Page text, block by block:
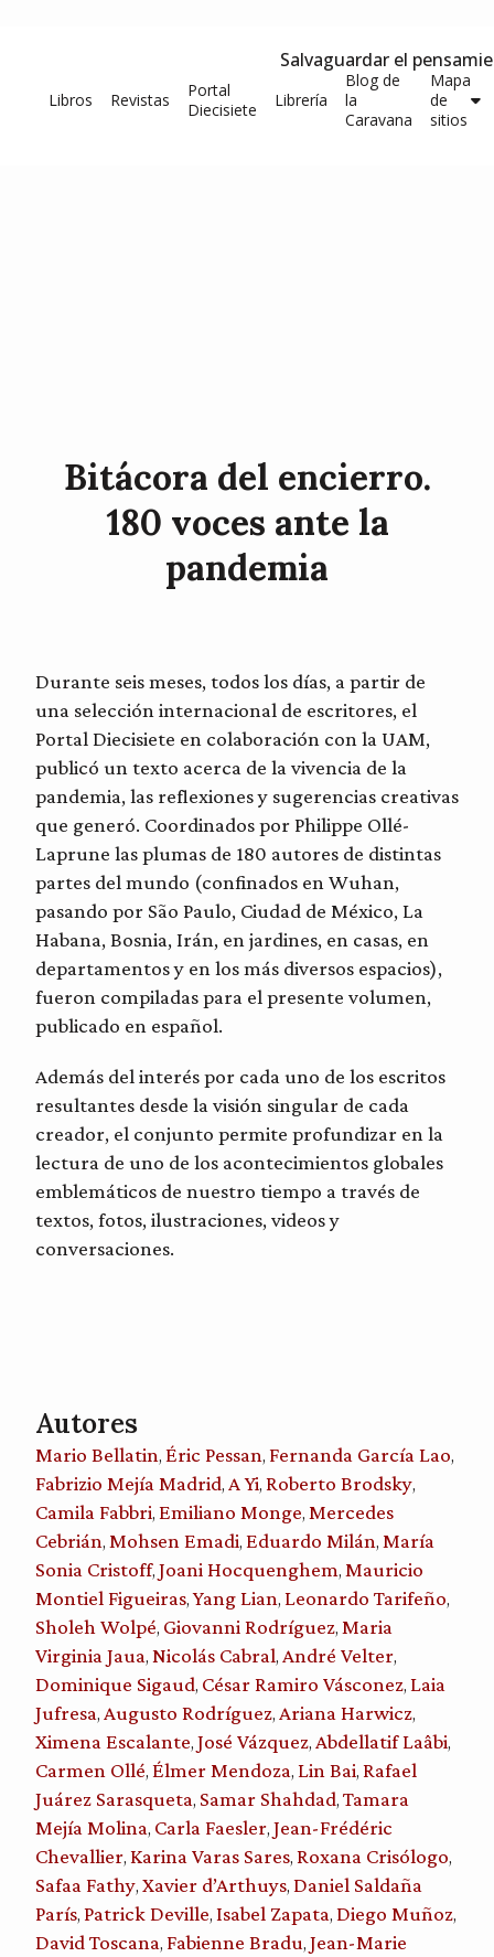
Salvaguardar el
Libros Revistas
Portal
Diecisiete
Librería
Blog de
la
Caravana
Mapa
de
sitios
Bitácora del encierro.
180 voces ante la
pandemia
Durante seis meses, todos los días, a partir de
una selección internacional de escritores, el
Portal Diecisiete en colaboración con la UAM,
publicó un texto acerca de la vivencia de la
pandemia, las reflexiones y sugerencias creativas
que generó. Coordinados por Philippe Ollé-
Laprune las plumas de 180 autores de distintas
partes del mundo (confinados en Wuhan,
pasando por São Paulo, Ciudad de México, La
Habana, Bosnia, Irán, en jardines, en casas, en
departamentos y en los más diversos espacios),
fueron compiladas para el presente volumen,
publicado en español.
Además del interés por cada uno de los escritos
resultantes desde la visión singular de cada
creador, el conjunto permite profundizar en la
lectura de uno de los acontecimientos globales
emblemáticos de nuestro tiempo a través de
textos, fotos, ilustraciones, videos y
conversaciones.
Autores
Mario Bellatin, Éric Pessan, Fernanda García Lao,
Fabrizio Mejía Madrid, A Yi, Roberto Brodsky,
Camila Fabbri, Emiliano Monge, Mercedes
Cebrián, Mohsen Emadi, Eduardo Milán, María
Sonia Cristoff, Joani Hocquenghem, Mauricio
Montiel Figueiras,Yang Lian, Leonardo Tarifeño,
Sholeh Wolpé, Giovanni Rodríguez, Maria
Virginia Jaua, Nicolás Cabral, André Velter,
Dominique Sigaud, César Ramiro Vásconez, Laia
Jufresa, Augusto Rodríguez, Ariana Harwicz,
Ximena Escalante, José Vázquez, Abdellatif Laâbi,
Carmen Ollé, Élmer Mendoza, Lin Bai, Rafael
Juárez Sarasqueta, Samar Shahdad, Tamara
Mejía Molina, Carla Faesler, Jean-Frédéric
Chevallier, Karina Varas Sares, Roxana Crisólogo,
Safaa Fathy, Xavier d’Arthuys, Daniel Saldaña
París, Patrick Deville, Isabel Zapata, Diego Muñoz,
David Toscana, Fabienne Bradu, Jean-Marie